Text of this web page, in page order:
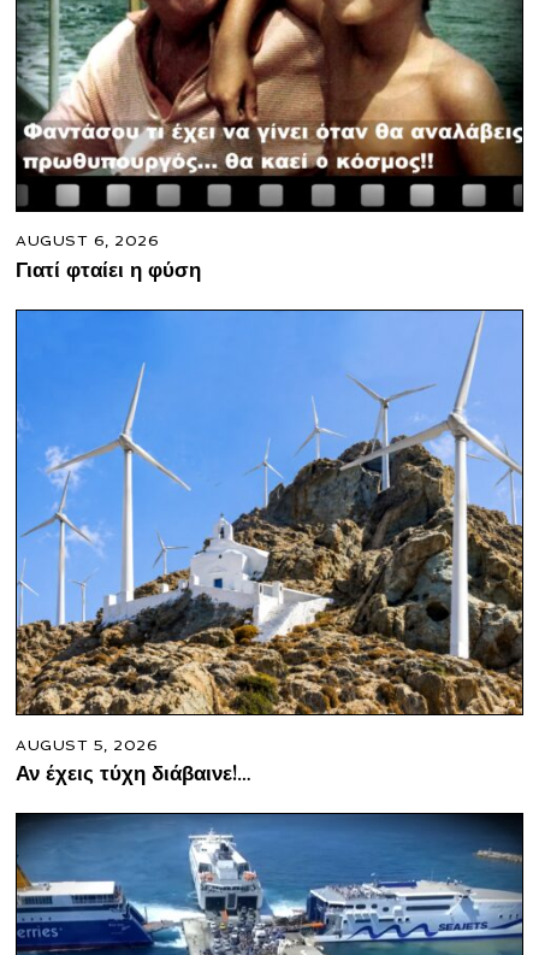
AUGUST 6, 2026
Γιατί φταίει η φύση
AUGUST 5, 2026
Αν έχεις τύχη διάβαινε!…